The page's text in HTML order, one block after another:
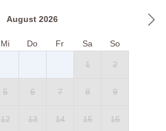
August 2026
Mi Do Fr Sa So
1 2
5 6 7 8 9
12 13 14 15 16